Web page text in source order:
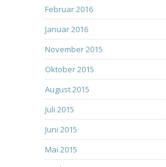
Februar 2016
Januar 2016
November 2015
Oktober 2015
August 2015
Juli 2015
Juni 2015
Mai 2015